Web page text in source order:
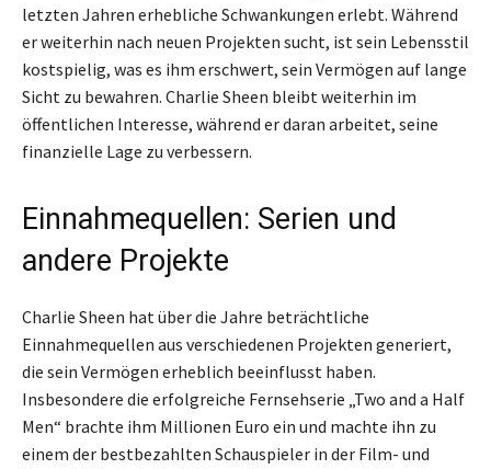
letzten Jahren erhebliche Schwankungen erlebt. Während
er weiterhin nach neuen Projekten sucht, ist sein Lebensstil
kostspielig, was es ihm erschwert, sein Vermögen auf lange
Sicht zu bewahren. Charlie Sheen bleibt weiterhin im
öffentlichen Interesse, während er daran arbeitet, seine
finanzielle Lage zu verbessern.
Einnahmequellen: Serien und
andere Projekte
Charlie Sheen hat über die Jahre beträchtliche
Einnahmequellen aus verschiedenen Projekten generiert,
die sein Vermögen erheblich beeinflusst haben.
Insbesondere die erfolgreiche Fernsehserie „Two and a Half
Men“ brachte ihm Millionen Euro ein und machte ihn zu
einem der bestbezahlten Schauspieler in der Film- und